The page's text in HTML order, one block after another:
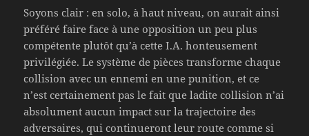
Soyons clair : en solo, à haut niveau, on aurait ainsi
préféré faire face à une opposition un peu plus
compétente plutôt qu’à cette I.A. honteusement
privilégiée. Le système de pièces transforme chaque
collision avec un ennemi en une punition, et ce
n’est certainement pas le fait que ladite collision n’ai
absolument aucun impact sur la trajectoire des
adversaires, qui continueront leur route comme si